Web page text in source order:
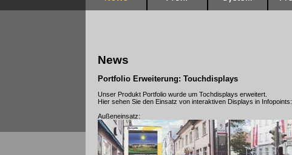
News
Portfolio Erweiterung: Touchdisplays
Unser Produkt Portfolio wurde um Tochdisplays erweitert.
Hier sehen Sie den Einsatz von interaktiven Displays in Infopoints:
Außeneinsatz: